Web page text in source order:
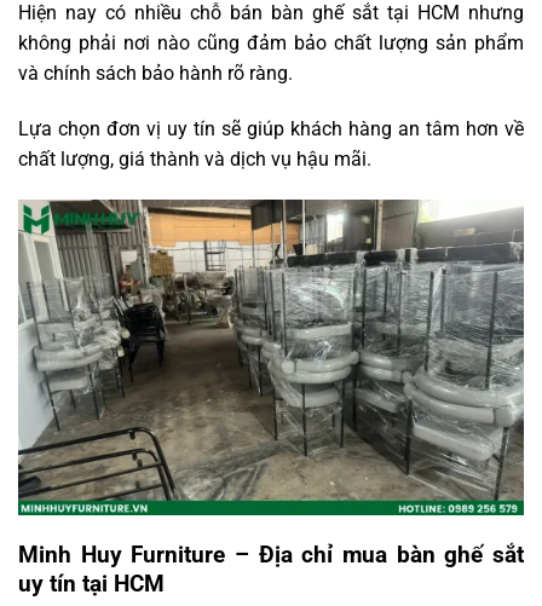
Hiện nay có nhiều chỗ bán bàn ghế sắt tại HCM nhưng
không phải nơi nào cũng đảm bảo chất lượng sản phẩm
và chính sách bảo hành rõ ràng.
Lựa chọn đơn vị uy tín sẽ giúp khách hàng an tâm hơn về
chất lượng, giá thành và dịch vụ hậu mãi.
Minh Huy Furniture – Địa chỉ mua bàn ghế sắt
uy tín tại HCM